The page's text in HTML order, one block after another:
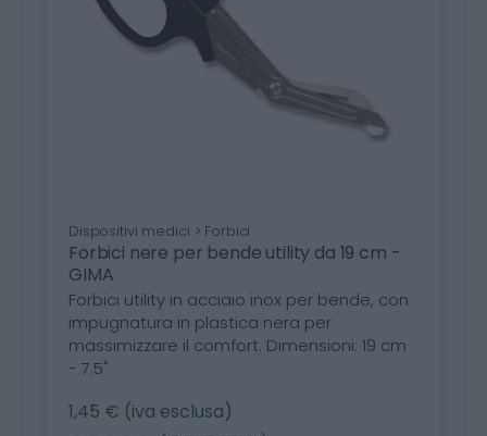
Dispositivi medici > Forbici
Forbici nere per bende utility da 19 cm -
GIMA
Forbici utility in acciaio inox per bende, con
impugnatura in plastica nera per
massimizzare il comfort. Dimensioni: 19 cm
- 7.5".
1,45 € (iva esclusa)